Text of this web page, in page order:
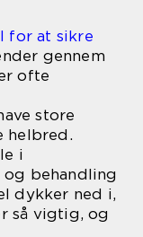
for at sikre
gennem
ofte
store
helbred.
i
behandling
dykker ned i,
så vigtig, og